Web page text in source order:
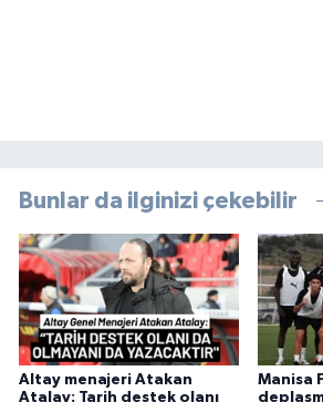
Bunlar da ilginizi çekebilir
Altay menajeri Atakan
Atalay: Tarih destek olanı
Manisa